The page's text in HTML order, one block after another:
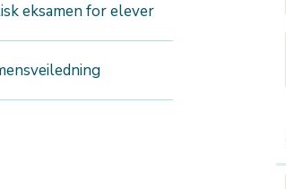
eksamen for elever